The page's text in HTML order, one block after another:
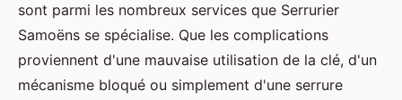
sont parmi les nombreux services que Serrurier
Samoëns se spécialise. Que les complications
proviennent d'une mauvaise utilisation de la clé, d'un
mécanisme bloqué ou simplement d'une serrure